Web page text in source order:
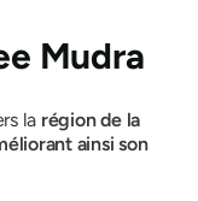
Mudra
la région de la
ainsi son